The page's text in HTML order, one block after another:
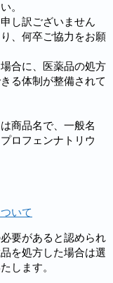
。
し訳ございません
、何卒ご協力をお願
合に、医薬品の処方
る体制が整備されて
商品名で、一般名
ロフェンナトリウ
いて
要があると認められ
を処方した場合は選
します。